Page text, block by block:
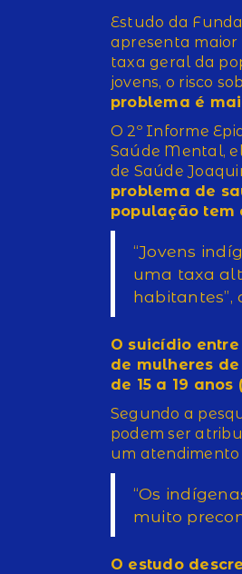
Estudo da
apresenta maior
taxa geral da
jovens, o risco
problema é
O 2º Informe
Saúde Mental,
de Saúde
problema de
população tem
“Jovens
uma taxa
habitantes”,
O suicídio
de mulheres
de 15 a 19
Segundo a
podem ser
um atendimento
“Os
muito
O estudo